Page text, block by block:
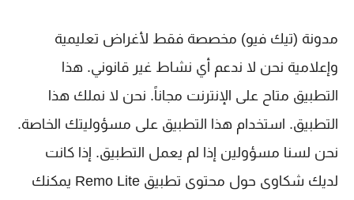
مدونة (تيك فيو) مخصصة فقط لأغراض تعليمية
وإعلامية نحن لا ندعم أي نشاط غير قانوني. هذا
التطبيق متاح على الإنترنت مجاناً. نحن لا نملك هذا
التطبيق. استخدام هذا التطبيق على مسؤوليتك الخاصة.
نحن لسنا مسؤولين إذا لم يعمل التطبيق. إذا كانت
لديك شكاوى حول محتوى تطبيق Remo Lite يمكنك